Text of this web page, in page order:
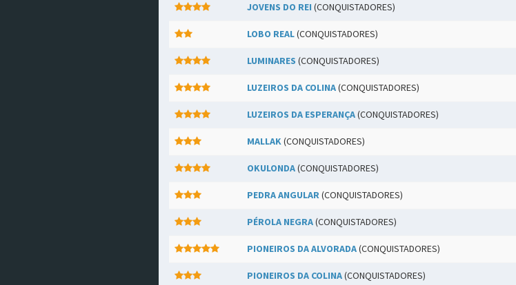
JOVENS DO REI (CONQUISTADORES)
LOBO REAL(CONQUISTADORES)
LUMINARES (CONQUISTADORES)
LUZEIROS DA COLINA(CONQUISTADORES)
LUZEIROS DA ESPERANÇA(CONQUISTADORES)
MALLAK(CONQUISTADORES)
OKULONDA(CONQUISTADORES)
PEDRA ANGULAR(CONQUISTADORES)
PÉROLA NEGRA(CONQUISTADORES)
PIONEIROS DA ALVORADA(CONQUISTADORES)
PIONEIROS DA COLINA(CONQUISTADORES)